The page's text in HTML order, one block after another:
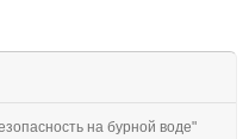
на бурной воде"